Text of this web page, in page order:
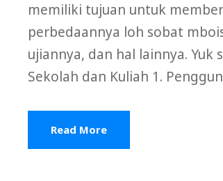
memiliki tujuan untuk
perbedaannya loh sobat
ujiannya, dan hal lainnya.
Sekolah dan Kuliah 1.
Read More